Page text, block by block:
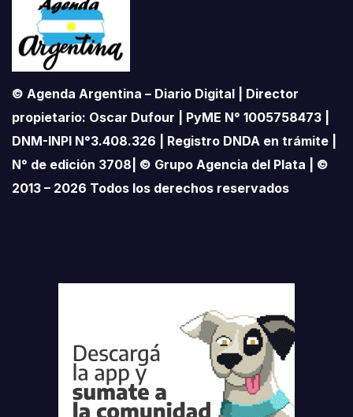
© Agenda Argentina – Diario Digital | Director
propietario: Oscar Dufour | PyME N° 1005758473 |
DNM-INPI N°3.408.326 | Registro DNDA en trámite |
N° de edición 3708| © Grupo Agencia del Plata | ©
2013 – 2026 Todos los derechos reservados